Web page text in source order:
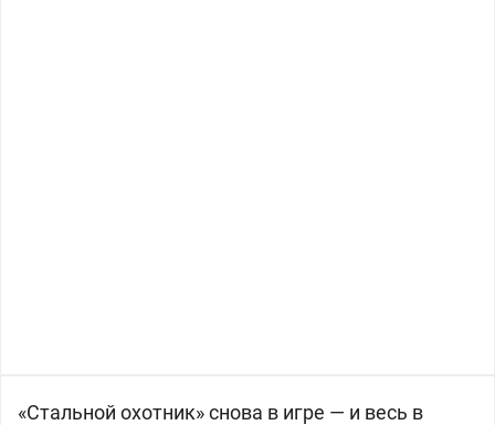
«Стальной охотник» снова в игре — и весь в